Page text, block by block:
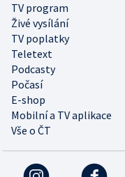
TV program
Živé vysílání
TV poplatky
Teletext
Podcasty
Počasí
E-shop
Mobilní a TV aplikace
Vše o ČT